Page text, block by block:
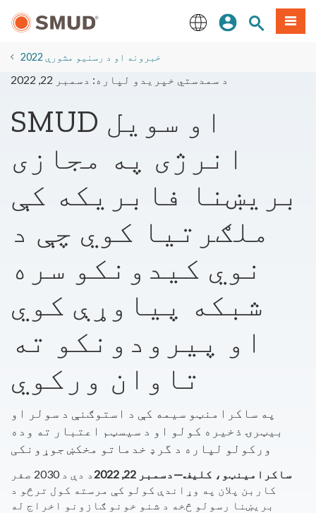
منځپانګې
لاړ
ننوزئ
سایټ لټون
مینو
2022 خبرونه او د رسنیو مشورې
د سمدستي خپریدو لپاره: دسمبر 22, 2022
SMUD او سویل
انرژی په مجازی
بریښنا فابریکه کې
ملګرتیا کوي چې د
نوي کیدونکو سره
شبکه پیاوړې کوي
او پیرودونکو ته
تاوان ورکوي
په ساکرامنټو سیمه کې د استوګنې د سولر او
بیټرۍ ذخیره کولو او د سیسټم اعتبار ته وده
ورکولو لپاره د گرډ خدماتو مخکښ جوړونکی
ساکرامینټو، کلیف.—دسمبر 22, 2022
د دې د 2030 صفر
کاربن پلان په وړاندې کولو کې مرسته کول ترڅو د
بریښنا رسولو څخه د شنو خونو ګازونو اخراج له